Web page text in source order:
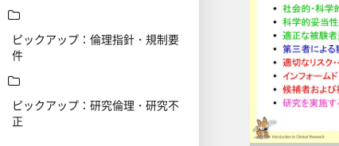
ピックアップ：倫理指針・規制要
件
ピックアップ：研究倫理・研究不
正